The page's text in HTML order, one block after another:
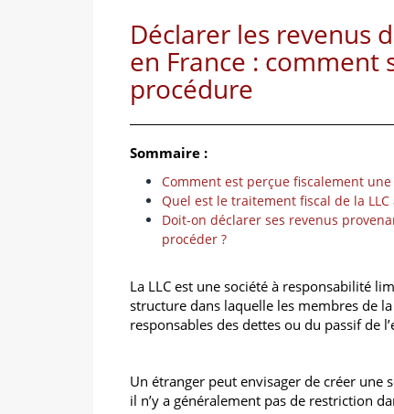
Déclarer les revenus
en France : comment
procédure
Sommaire :
Comment est perçue fiscalement une
Quel est le traitement fiscal de la LLC
Doit-on déclarer ses revenus
procéder ?
La LLC est une société à responsabilité
structure dans laquelle les membres de
responsables des dettes ou du passif de
Un étranger peut envisager de créer une
il n’y a généralement pas de restriction